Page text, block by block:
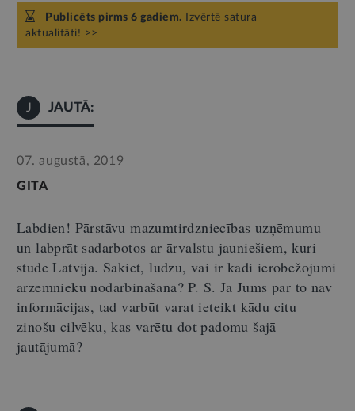
Publicēts pirms 6 gadiem. Izvērtē satura
aktualitāti! >>
J JAUTĀ:
07. augustā, 2019
GITA
Labdien! Pārstāvu mazumtirdzniecības uzņēmumu
un labprāt sadarbotos ar ārvalstu jauniešiem, kuri
studē Latvijā. Sakiet, lūdzu, vai ir kādi ierobežojumi
ārzemnieku nodarbināšanā? P. S. Ja Jums par to nav
informācijas, tad varbūt varat ieteikt kādu citu
zinošu cilvēku, kas varētu dot padomu šajā
jautājumā?